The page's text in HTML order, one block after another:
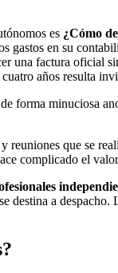
es ¿Cómo
gastos en su
una factura oficial
años resulta
forma minuciosa
que se
complicado el
destina a